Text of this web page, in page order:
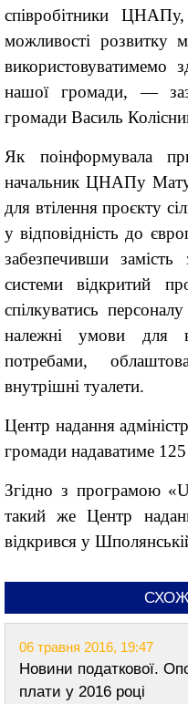
співробітники
можливості розвитку
використовуватимемо
нашої громади, —
громади Василь
Як поінформувала
начальник ЦНАПу
для втілення проєкту
у відповідність до
забезпечивши замість
системи відкритий
спілкуватись
належні умови для
потребами,
внутрішні туалети.
Центр надання
громади надаватиме 125
Згідно з програмою
такий же Центр
відкрився у
06 травня 2016, 19:47
Новини податкової.
плати у 2016 році